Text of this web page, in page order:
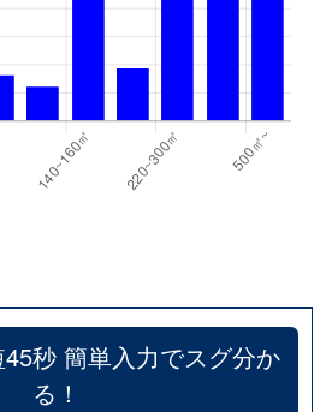
秒 簡単入力でスグ分か
る！